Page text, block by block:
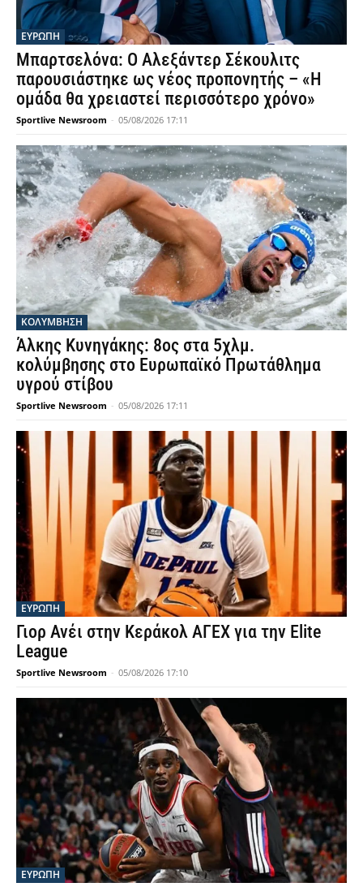
ΕΥΡΩΠΗ
Μπαρτσελόνα: Ο Αλεξάντερ Σέκουλιτς
παρουσιάστηκε ως νέος προπονητής – «Η
ομάδα θα χρειαστεί περισσότερο χρόνο»
Sportlive Newsroom - 05/08/2026 17:11
ΚΟΛΥΜΒΗΣΗ
Άλκης Κυνηγάκης: 8ος στα 5χλμ.
κολύμβησης στο Ευρωπαϊκό Πρωτάθλημα
υγρού στίβου
Sportlive Newsroom - 05/08/2026 17:11
ΕΥΡΩΠΗ
Γιορ Ανέι στην Κεράκολ ΑΓΕΧ για την Elite
League
Sportlive Newsroom - 05/08/2026 17:10
ΕΥΡΩΠΗ